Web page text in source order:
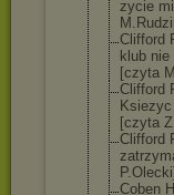
zycie
Clifford
klub
[czyta
Clifford
[czyta
Clifford
P.Olecki]
Coben